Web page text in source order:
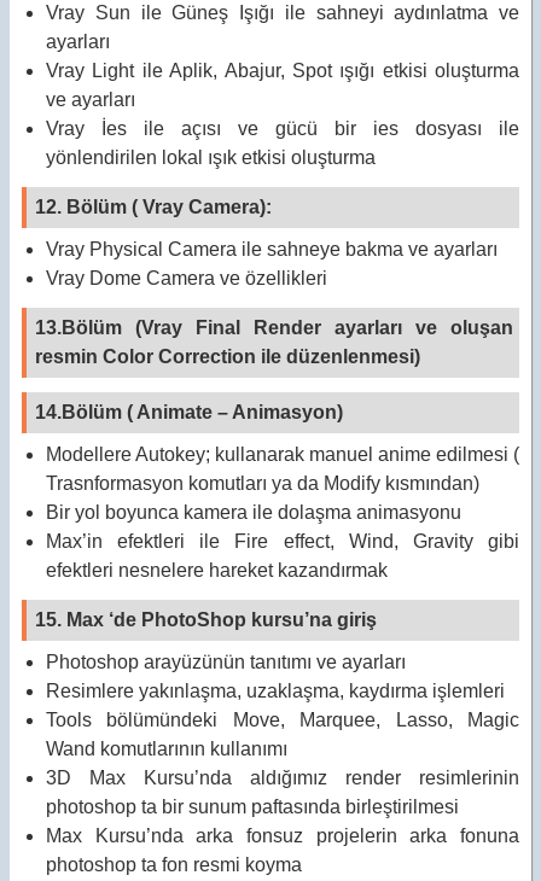
Vray Sun ile Güneş Işığı ile sahneyi aydınlatma ve
ayarları
Vray Light ile Aplik, Abajur, Spot ışığı etkisi oluşturma
ve ayarları
Vray İes ile açısı ve gücü bir ies dosyası ile
yönlendirilen lokal ışık etkisi oluşturma
12. Bölüm ( Vray Camera):
Vray Physical Camera ile sahneye bakma ve ayarları
Vray Dome Camera ve özellikleri
13.Bölüm (Vray Final Render ayarları ve oluşan
resmin Color Correction ile düzenlenmesi)
14.Bölüm ( Animate – Animasyon)
Modellere Autokey; kullanarak manuel anime edilmesi (
Trasnformasyon komutları ya da Modify kısmından)
Bir yol boyunca kamera ile dolaşma animasyonu
Max’in efektleri ile Fire effect, Wind, Gravity gibi
efektleri nesnelere hareket kazandırmak
15. Max ‘de PhotoShop kursu’na giriş
Photoshop arayüzünün tanıtımı ve ayarları
Resimlere yakınlaşma, uzaklaşma, kaydırma işlemleri
Tools bölümündeki Move, Marquee, Lasso, Magic
Wand komutlarının kullanımı
3D Max Kursu’nda aldığımız render resimlerinin
photoshop ta bir sunum paftasında birleştirilmesi
Max Kursu’nda arka fonsuz projelerin arka fonuna
photoshop ta fon resmi koyma